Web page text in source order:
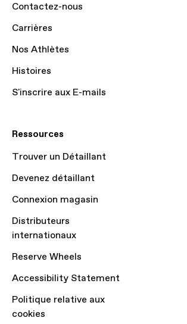
Contactez-nous
Carrières
Nos Athlètes
Histoires
S'inscrire aux E-mails
Ressources
Trouver un Détaillant
Devenez détaillant
Connexion magasin
Distributeurs
internationaux
Reserve Wheels
Accessibility Statement
Politique relative aux
cookies